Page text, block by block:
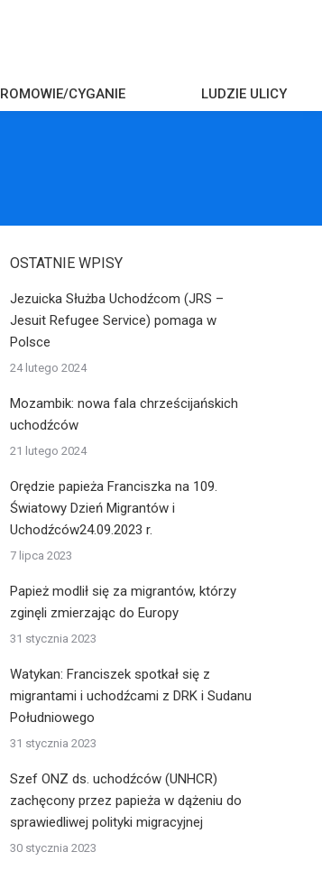
ROMOWIE/CYGANIE LUDZIE ULICY
OSTATNIE WPISY
Jezuicka Służba Uchodźcom (JRS –
Jesuit Refugee Service) pomaga w
Polsce
24 lutego 2024
Mozambik: nowa fala chrześcijańskich
uchodźców
21 lutego 2024
Orędzie papieża Franciszka na 109.
Światowy Dzień Migrantów i
Uchodźców24.09.2023 r.
7 lipca 2023
Papież modlił się za migrantów, którzy
zginęli zmierzając do Europy
31 stycznia 2023
Watykan: Franciszek spotkał się z
migrantami i uchodźcami z DRK i Sudanu
Południowego
31 stycznia 2023
Szef ONZ ds. uchodźców (UNHCR)
zachęcony przez papieża w dążeniu do
sprawiedliwej polityki migracyjnej
30 stycznia 2023